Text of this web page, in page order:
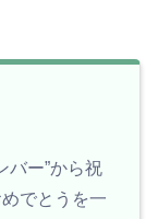
バー”から祝
でとうを一